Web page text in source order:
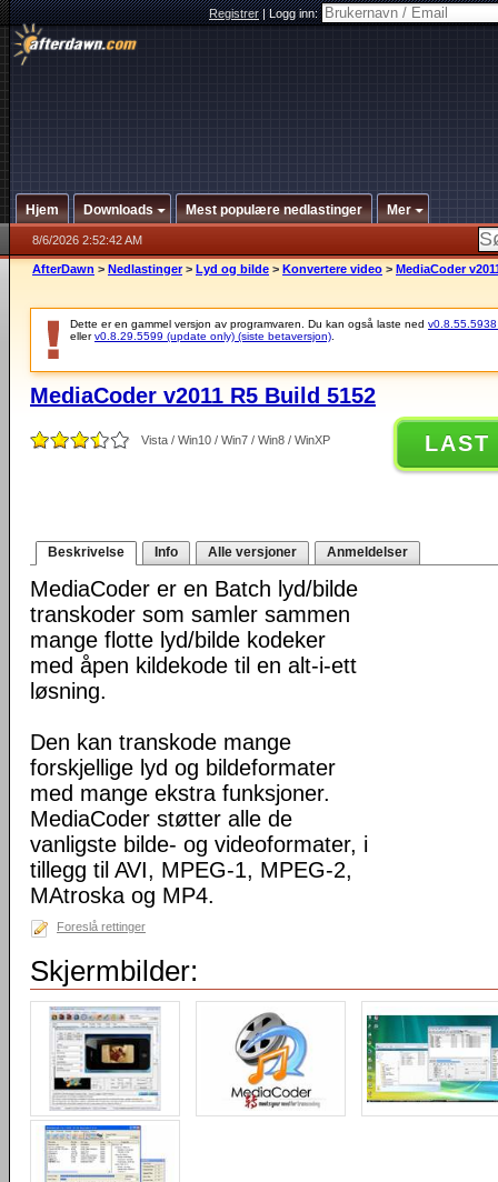
Registrer|Logg inn:
Hjem Downloads Mest populære nedlastinger Mer
8/6/2026 2:52:42 AM
AfterDawn > Nedlastinger > Lyd og bilde > Konvertere video > MediaCoder
Dette er en gammel versjon av programvaren. Du kan også laste ned v0.8.55.5938
ellerv0.8.29.5599 (update only) (siste betaversjon)
MediaCoder v2011 R5 Build 5152
Vista / Win10 / Win7 / Win8 / WinXP LAST
Beskrivelse Info Alle versjoner Anmeldelser
MediaCoder er en Batch lyd/bilde
transkoder som samler sammen
mange flotte lyd/bilde kodeker
med åpen kildekode til en alt-i-ett
løsning.
Den kan transkode mange
forskjellige lyd og bildeformater
med mange ekstra funksjoner.
MediaCoder støtter alle de
vanligste bilde- og videoformater, i
tillegg til AVI, MPEG-1, MPEG-2,
MAtroska og MP4.
Foreslå rettinger
Skjermbilder: